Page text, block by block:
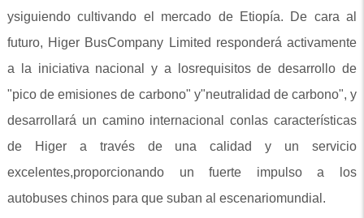
ysiguiendo cultivando el mercado de Etiopía. De cara al
futuro, Higer BusCompany Limited responderá activamente
a la iniciativa nacional y a losrequisitos de desarrollo de
"pico de emisiones de carbono" y"neutralidad de carbono", y
desarrollará un camino internacional conlas características
de Higer a través de una calidad y un servicio
excelentes,proporcionando un fuerte impulso a los
autobuses chinos para que suban al escenariomundial.